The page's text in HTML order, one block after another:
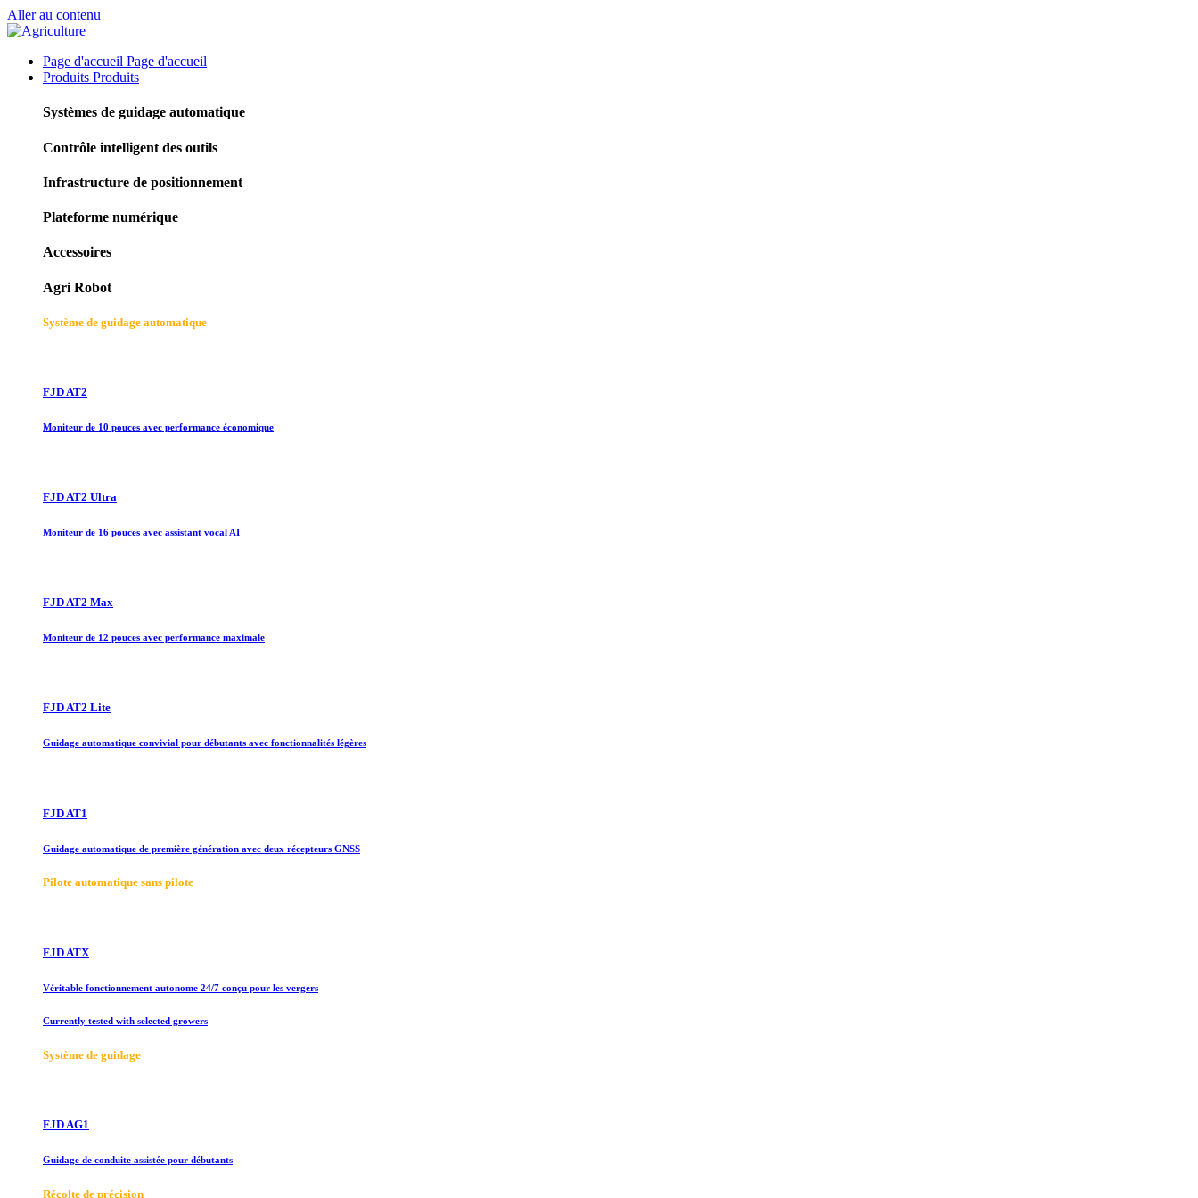
Aller au contenu
Page d'accueil Page d'accueil
Produits Produits
Systèmes de guidage automatique
Contrôle intelligent des outils
Infrastructure de positionnement
Plateforme numérique
Accessoires
Agri Robot
Système de guidage automatique
FJD AT2
Moniteur de 10 pouces avec performance économique
FJD AT2 Ultra
Moniteur de 16 pouces avec assistant vocal AI
FJD AT2 Max
Moniteur de 12 pouces avec performance maximale
FJD AT2 Lite
Guidage automatique convivial pour débutants avec fonctionnalités légères
FJD AT1
Guidage automatique de première génération avec deux récepteurs GNSS
Pilote automatique sans pilote
FJD ATX
Véritable fonctionnement autonome 24/7 conçu pour les vergers
Currently tested with selected growers
Système de guidage
FJD AG1
Guidage de conduite assistée pour débutants
Récolte de précision